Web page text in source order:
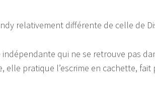
relativement différente de celle de
qui ne se retrouve pas
pratique l’escrime en cachette,